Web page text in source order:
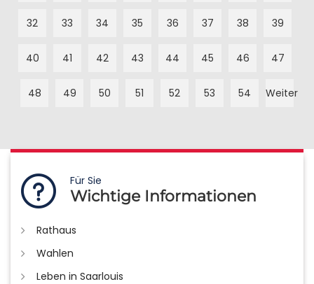
32 33 34 35 36 37 38 39
40 41 42 43 44 45 46 47
48 49 50 51 52 53 54 Weiter
Für Sie
Wichtige Informationen
Rathaus
Wahlen
Leben in Saarlouis